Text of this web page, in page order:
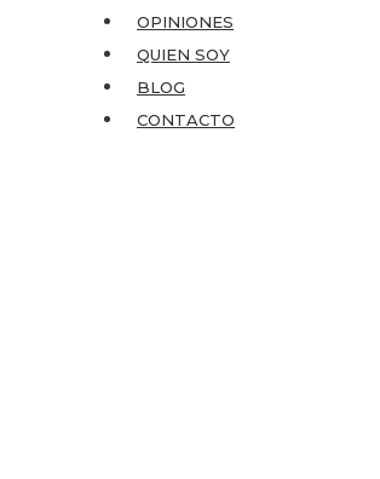
OPINIONES
QUIEN SOY
BLOG
CONTACTO